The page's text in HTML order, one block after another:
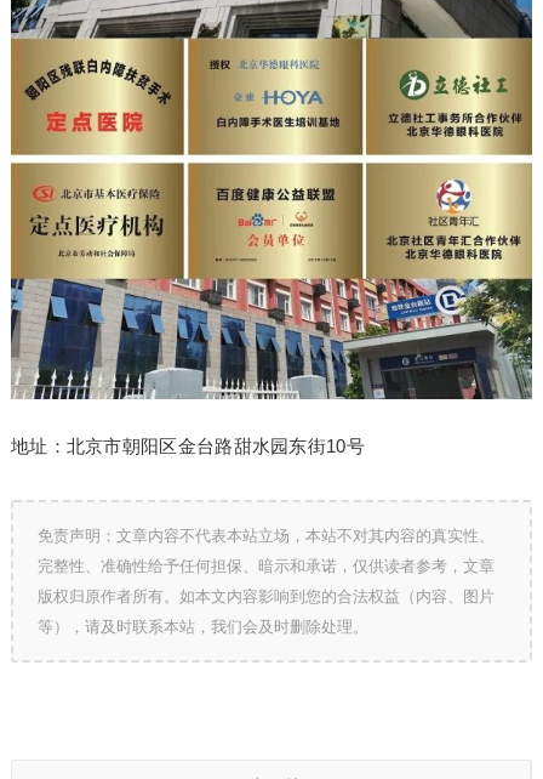
地址：北京市朝阳区金台路甜水园东街10号
免责声明：文章内容不代表本站立场，本站不对其内容的真实性、
完整性、准确性给予任何担保、暗示和承诺，仅供读者参考，文章
版权归原作者所有。如本文内容影响到您的合法权益（内容、图片
等），请及时联系本站，我们会及时删除处理。